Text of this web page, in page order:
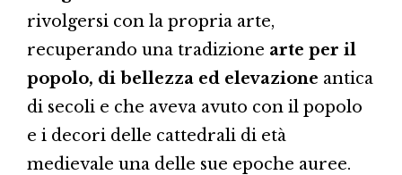
rivolgersi con la propria arte,
recuperando una tradizione arte per il
popolo, di bellezza ed elevazione antica
di secoli e che aveva avuto con il popolo
e i decori delle cattedrali di età
medievale una delle sue epoche auree.